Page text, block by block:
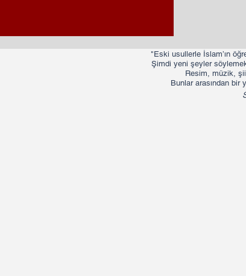
"Eski usullerle İslam’ın
Şimdi yeni şeyler
Resim, müzik,
Bunlar arasından bir